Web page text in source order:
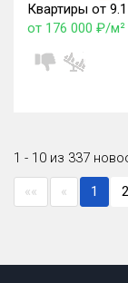
Квартиры от
от 176 000 ₽/м²
1 - 10 из 337
«« « 1 2